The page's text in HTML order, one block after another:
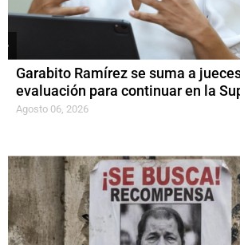
Garabito Ramírez se suma a
evaluación para continuar en la
Agosto 06, 2026